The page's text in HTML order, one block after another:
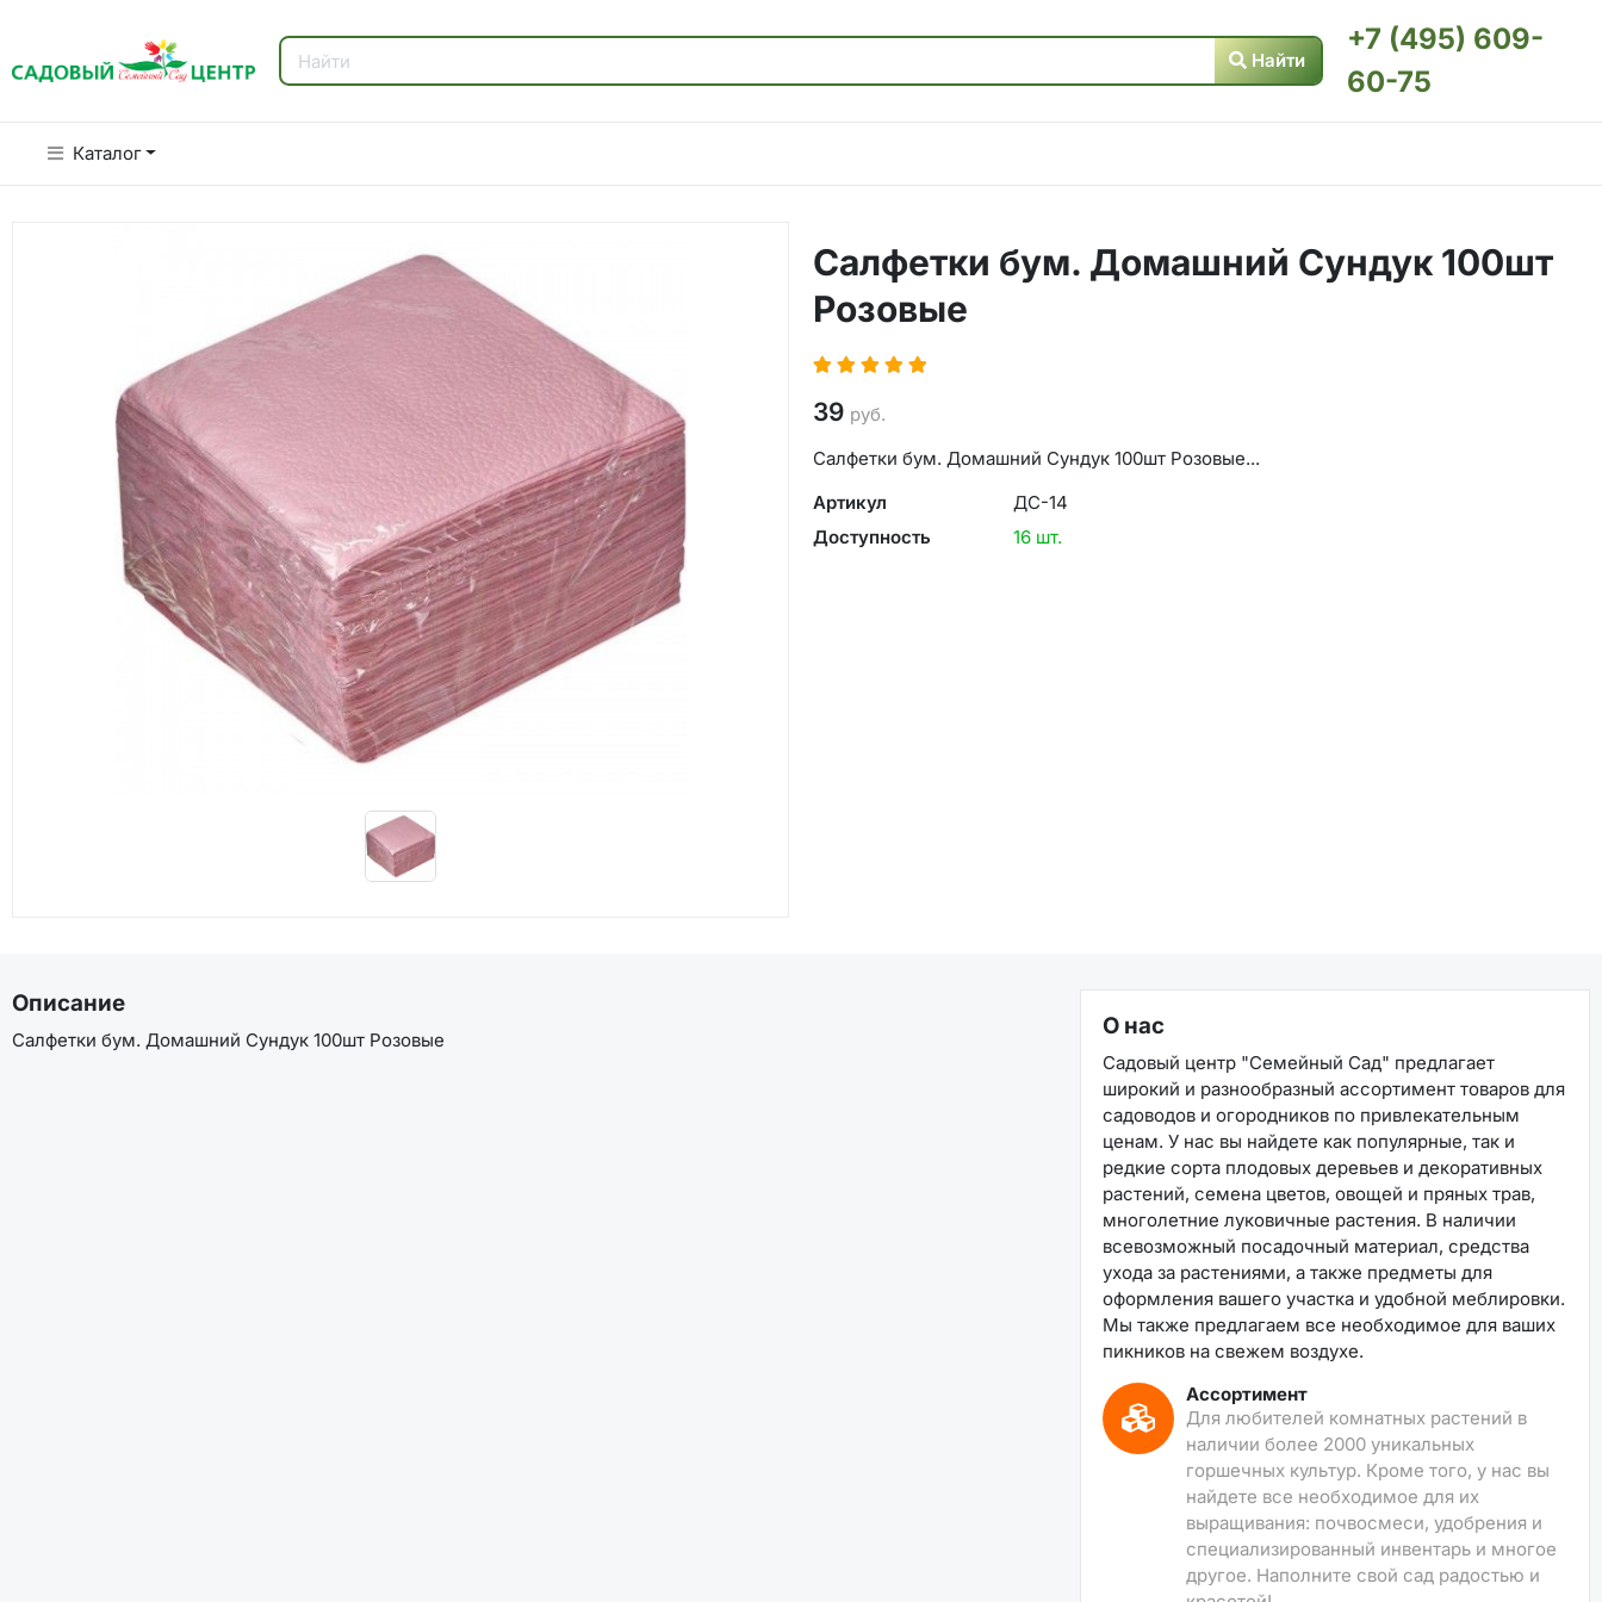
Найти
+7 (495) 609-
60-75
Каталог
Салфетки бум. Домашний Сундук 100шт
Розовые
39 руб.
Салфетки бум. Домашний Сундук 100шт Розовые...
Артикул
ДС-14
Доступность
16 шт.
Описание
Салфетки бум. Домашний Сундук 100шт Розовые О нас
Садовый центр "Семейный Сад" предлагает
широкий и разнообразный ассортимент товаров для
садоводов и огородников по привлекательным
ценам. У нас вы найдете как популярные, так и
редкие сорта плодовых деревьев и декоративных
растений, семена цветов, овощей и пряных трав,
многолетние луковичные растения. В наличии
всевозможный посадочный материал, средства
ухода за растениями, а также предметы для
оформления вашего участка и удобной меблировки.
Мы также предлагаем все необходимое для ваших
пикников на свежем воздухе.
Ассортимент
Для любителей комнатных растений в
наличии более 2000 уникальных
горшечных культур. Кроме того, у нас вы
найдете все необходимое для их
выращивания: почвосмеси, удобрения и
специализированный инвентарь и многое
другое. Наполните свой сад радостью и